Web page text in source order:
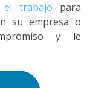
trabajo para
su empresa o
y le